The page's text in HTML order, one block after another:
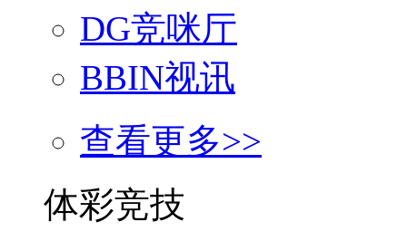
DG竞咪厅
BBIN视讯
查看更多>>
体彩竞技